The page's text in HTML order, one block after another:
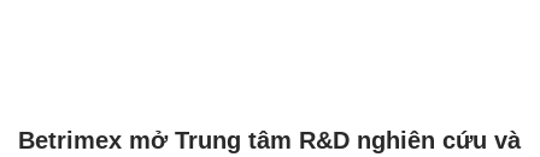
Betrimex mở Trung tâm R&D nghiên cứu và